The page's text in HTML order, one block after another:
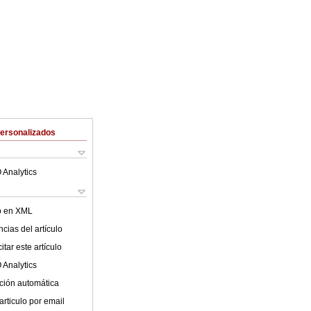
Analytics
en XML
del artículo
este artículo
Analytics
automática
por email